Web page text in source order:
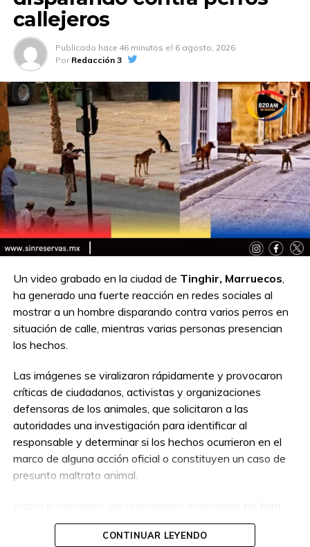
callejeros
Publicado hace 46 minutos el 6 agosto, 2026
Por Redacción 3
Un video grabado en la ciudad de Tinghir, Marruecos,
ha generado una fuerte reacción en redes sociales al
mostrar a un hombre disparando contra varios perros en
situación de calle, mientras varias personas presencian
los hechos.
Las imágenes se viralizaron rápidamente y provocaron
críticas de ciudadanos, activistas y organizaciones
defensoras de los animales, que solicitaron a las
autoridades una investigación para identificar al
responsable y determinar si los hechos ocurrieron en el
marco de alguna acción oficial o constituyen un caso de
presunto maltrato animal.
confirmadosi la persona que aparece en el video
actuaba como parte de un operativo autorizado o por
CONTINUAR LEYENDO